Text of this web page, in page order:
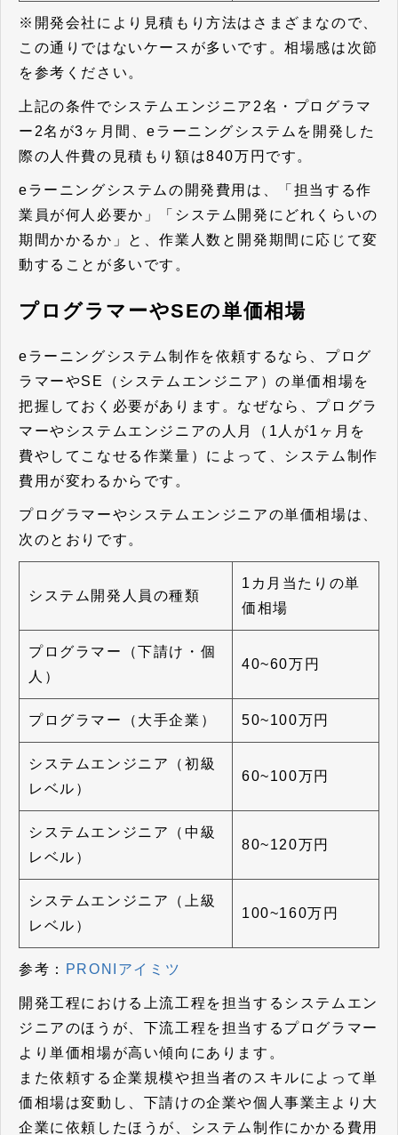
※開発会社により見積もり方法はさまざまなので、
この通りではないケースが多いです。相場感は次節
を参考ください。
上記の条件でシステムエンジニア2名・プログラマ
ー2名が3ヶ月間、eラーニングシステムを開発した
際の人件費の見積もり額は840万円です。
eラーニングシステムの開発費用は、「担当する作
業員が何人必要か」「システム開発にどれくらいの
期間かかるか」と、作業人数と開発期間に応じて変
動することが多いです。
プログラマーやSEの単価相場
eラーニングシステム制作を依頼するなら、プログ
ラマーやSE（システムエンジニア）の単価相場を
把握しておく必要があります。なぜなら、プログラ
マーやシステムエンジニアの人月（1人が1ヶ月を
費やしてこなせる作業量）によって、システム制作
費用が変わるからです。
プログラマーやシステムエンジニアの単価相場は、
次のとおりです。
システム開発人員の種類
1カ月当たりの単
価相場
プログラマー（下請け・個
人）
40~60万円
プログラマー（大手企業） 50~100万円
システムエンジニア（初級
レベル）
60~100万円
システムエンジニア（中級
レベル）
80~120万円
システムエンジニア（上級
レベル）
100~160万円
参考： PRONIアイミツ
開発工程における上流工程を担当するシステムエン
ジニアのほうが、下流工程を担当するプログラマー
より単価相場が高い傾向にあります。
また依頼する企業規模や担当者のスキルによって単
価相場は変動し、下請けの企業や個人事業主より大
企業に依頼したほうが、システム制作にかかる費用